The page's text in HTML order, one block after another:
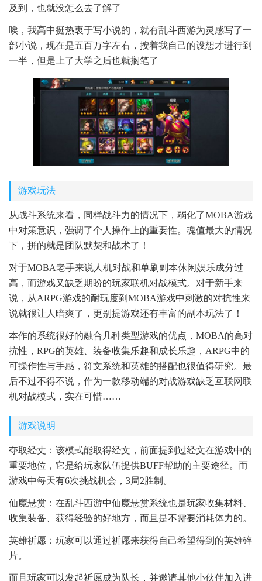
及到，也就没怎么去了解了
唉，我高中挺热衷于写小说的，就有乱斗西游为灵感写了一
部小说，现在是五百万字左右，按着我自己的设想才进行到
一半，但是上了大学之后也就搁笔了
游戏玩法
从战斗系统来看，同样战斗力的情况下，弱化了MOBA游戏
中对策意识，强调了个人操作上的重要性。魂值最大的情况
下，拼的就是团队默契和战术了！
对于MOBA老手来说人机对战和单刷副本休闲娱乐成分过
高，而游戏又缺乏期盼的玩家联机对战模式。对于新手来
说，从ARPG游戏的耐玩度到MOBA游戏中刺激的对抗性来
说就很让人暗爽了，更别提游戏还有丰富的副本玩法了！
本作的系统很好的融合几种类型游戏的优点，MOBA的高对
抗性，RPG的英雄、装备收集乐趣和成长乐趣，ARPG中的
可操作性与手感，符文系统和英雄的搭配也很值得研究。最
后不过不得不说，作为一款移动端的对战游戏缺乏互联网联
机对战模式，实在可惜……
游戏说明
夺取经丈：该模式能取得经文，前面提到过经文在游戏中的
重要地位，它是给玩家队伍提供BUFF帮助的主要途径。而
游戏中每天有6次挑战机会，3局2胜制。
仙魔悬赏：在乱斗西游中仙魔悬赏系统也是玩家收集材料、
收集装备、获得经验的好地方，而且是不需要消耗体力的。
英雄祈愿：玩家可以通过祈愿来获得自己希望得到的英雄碎
片。
而且玩家可以发起祈愿成为队长，并邀请其他小伙伴加入进